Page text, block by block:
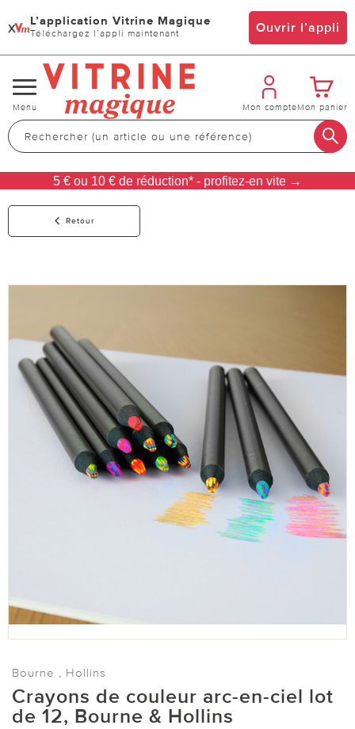
x L’application Vitrine Magique
Téléchargez l’appli maintenant Ouvrir l’appli
Changer
de
navigation
Menu Mon compteMon panier
5 € ou 10 € de réduction* - profitez-en vite →
Retour
Bourne , Hollins
Crayons de couleur arc-en-ciel lot
de 12, Bourne & Hollins